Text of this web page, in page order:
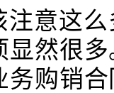
注意这
显然很
务购销